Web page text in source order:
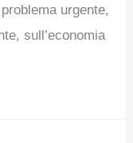
urgente,
sull’economia